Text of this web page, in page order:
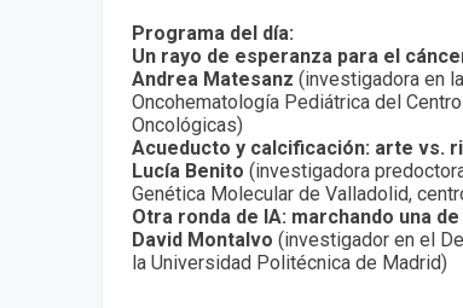
Programa del día:
Un rayo de esperanza para el
Andrea Matesanz (investigadora en
Oncohematología Pediátrica del
Oncológicas)
Acueducto y calcificación: arte vs.
Lucía Benito (investigadora
Genética Molecular de Valladolid,
Otra ronda de IA: marchando una
David Montalvo (investigador en el
la Universidad Politécnica de Madrid)